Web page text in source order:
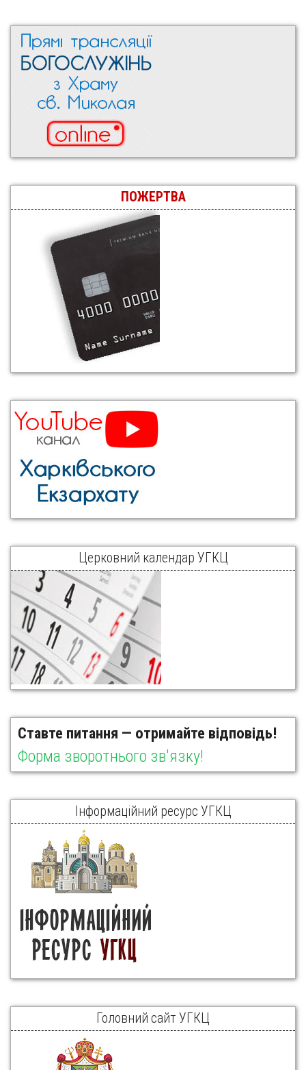
ПОЖЕРТВА
Церковний календар УГКЦ
Ставте питання — отримайте відповідь!
Форма зворотнього зв'язку!
Інформаційний ресурс УГКЦ
Головний сайт УГКЦ